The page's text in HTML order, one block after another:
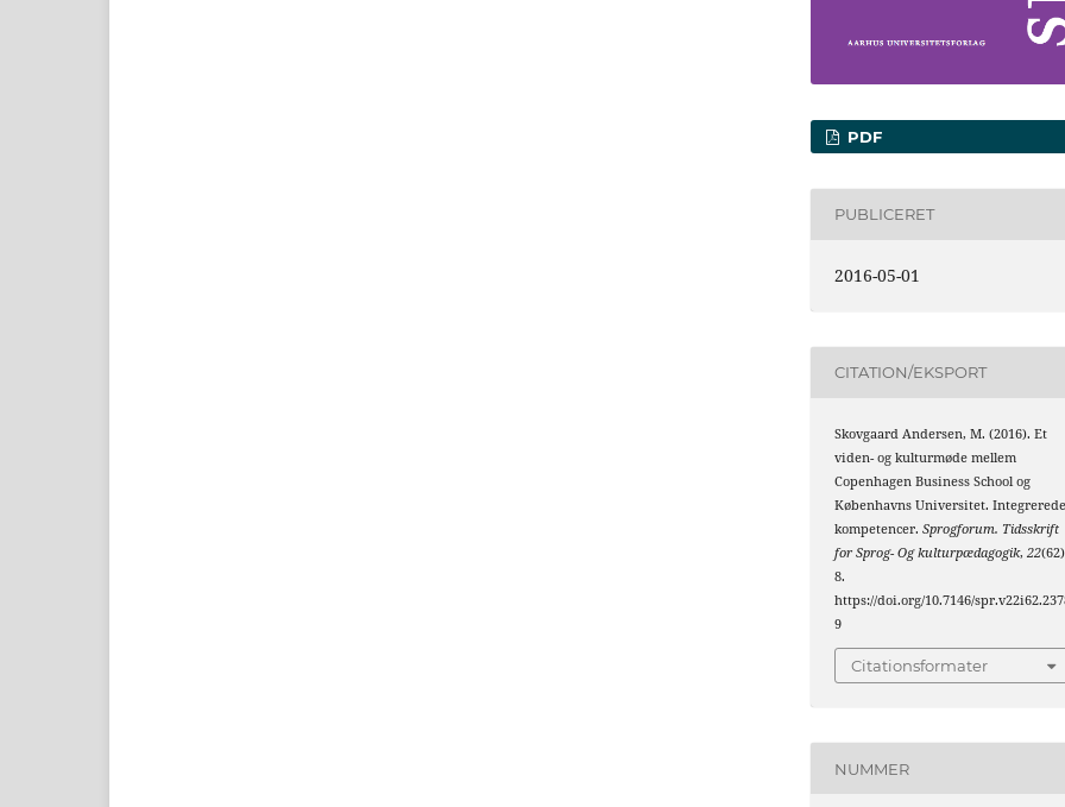
PDF
PUBLICERET
2016-05-01
CITATION/EKSPORT
Skovgaard Andersen, M. (2016). Et
viden- og kulturmøde mellem
Copenhagen Business School og
Københavns Universitet. Integrerede
kompetencer.Sprogforum. Tidsskrift
for Sprog- Og kulturpædagogik,22
8.
https://doi.org/10.7146/
9
Citationsformater
NUMMER